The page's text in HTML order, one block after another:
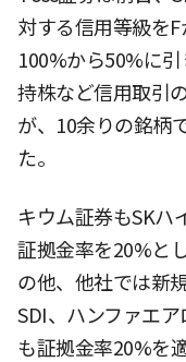
対する信用等級を
100%から50%に
持株など信用取引
が、10余りの銘柄
た。
キウム証券もSKハ
証拠金率を20%と
の他、他社では新
SDI、ハンファエ
も証拠金率20%を